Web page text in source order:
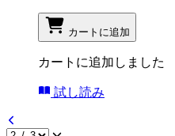
カートに追加
カートに追加しました
試し読み